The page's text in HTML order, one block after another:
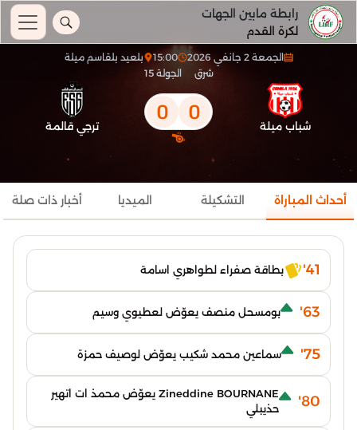
رابطة مابين الجهات
لكرة القدم
الجمعة 2 جانفي 2026 15:00
بلعيد بلقاسم ميلة
شرق
الجولة 15
شباب ميلة 0
0 ترجي قالمة
أحداث المباراة التشكيلة الميديا أخبار ذات صلة
41' بطاقة صفراء لطواهري اسامة
63' بومسحل منصف يعوّض لعطيوي وسيم
75' سماعين محمد شكيب يعوّض لوصيف حمزة
80'
Zineddine BOURNANE يعوّض محمذ ات اتهير
حذيبلي